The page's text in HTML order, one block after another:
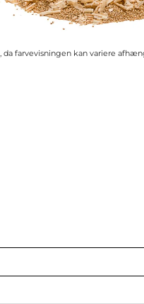
da farvevisningen kan variere